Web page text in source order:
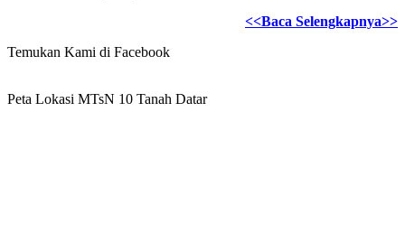
<<Baca Selengkapnya>>
Temukan Kami di Facebook
Peta Lokasi MTsN 10 Tanah Datar